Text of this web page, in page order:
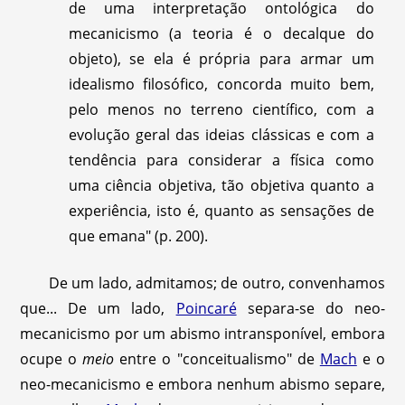
de uma interpretação ontológica do
mecanicismo (a teoria é o decalque do
objeto), se ela é própria para armar um
idealismo filosófico, concorda muito bem,
pelo menos no terreno científico, com a
evolução geral das ideias clássicas e com a
tendência para considerar a física como
uma ciência objetiva, tão objetiva quanto a
experiência, isto é, quanto as sensações de
que emana" (p. 200).
De um lado, admitamos; de outro, convenhamos
que... De um lado, Poincarésepara-se do neo-
mecanicismo por um abismo intransponível, embora
ocupe omeio entre o "conceitualismo" de Mach e o
neo-mecanicismo e embora nenhum abismo separe,